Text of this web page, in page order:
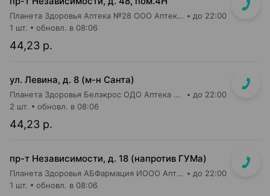
Планета Здоровья Аптека №28 ООО Аптека №1 до 22:00
44,23 р.
1 шт. обновл. в 08:06
ул. Левина, д. 8 (м-н Санта)
Планета Здоровья Белэкрос ОДО Аптека №5 до 22:00
44,23 р.
2 шт. обновл. в 08:06
пр-т Независимости, д. 18 (напротив ГУМа)
Планета Здоровья АБФармация ИООО Аптека №1 до 22:00
1 шт. обновл. в 08:06